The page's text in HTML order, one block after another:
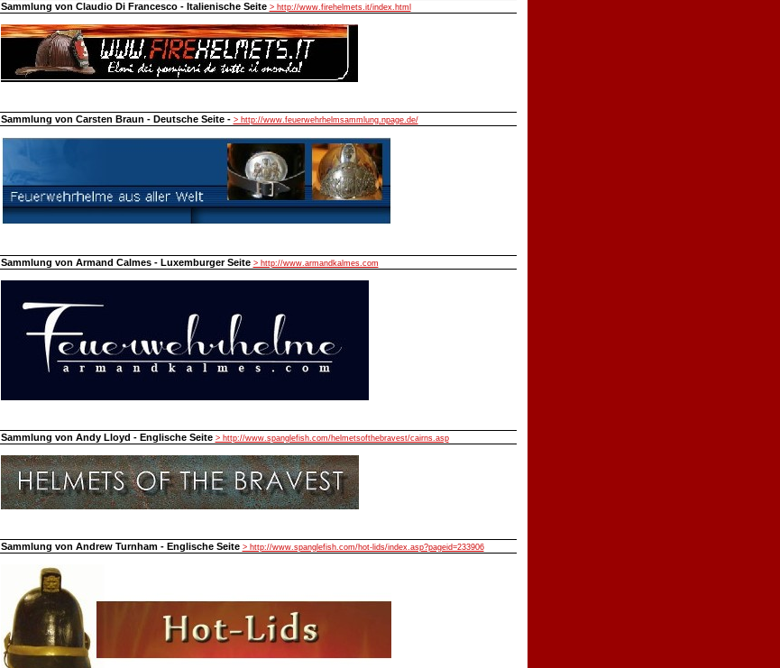
Sammlung von Claudio Di Francesco - Italienische Seite > http://www.firehelmets.it/index.html
Sammlung von Carsten Braun - Deutsche Seite - > http://www.feuerwehrhelmsammlung.npage.de/
Sammlung von Armand Calmes - Luxemburger Seite > http://www.armandkalmes.com
Sammlung von Andy Lloyd - Englische Seite > http://www.spanglefish.com/helmetsofthebravest/cairns.asp
Sammlung von Andrew Turnham - Englische Seite > http://www.spanglefish.com/hot-lids/index.asp?pageid=233906